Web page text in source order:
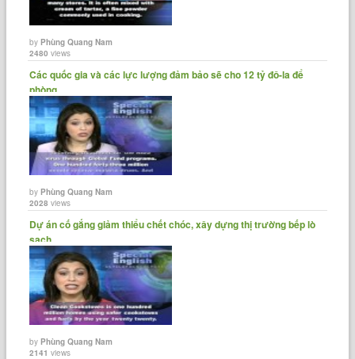
byPhùng Quang Nam
2480 views
Các quốc gia và các lực lượng đảm bảo sẽ cho 12 tỷ đô-la để
phòng......
byPhùng Quang Nam
2028 views
Dự án cố gắng giảm thiểu chết chóc, xây dựng thị trường bếp lò
sạch
byPhùng Quang Nam
2141 views